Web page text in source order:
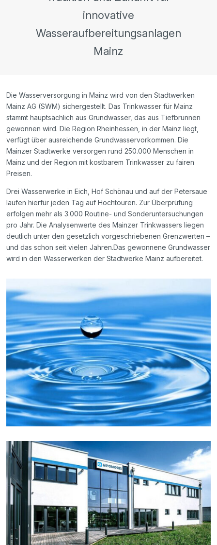
innovative
Wasseraufbereitungsanlagen
Mainz
Die Wasserversorgung in Mainz wird von den Stadtwerken
Mainz AG (SWM) sichergestellt. Das Trinkwasser für Mainz
stammt hauptsächlich aus Grundwasser, das aus Tiefbrunnen
gewonnen wird. Die Region Rheinhessen, in der Mainz liegt,
verfügt über ausreichende Grundwasservorkommen. Die
Mainzer Stadtwerke versorgen rund 250.000 Menschen in
Mainz und der Region mit kostbarem Trinkwasser zu fairen
Preisen.
Drei Wasserwerke in Eich, Hof Schönau und auf der Petersaue
laufen hierfür jeden Tag auf Hochtouren. Zur Überprüfung
erfolgen mehr als 3.000 Routine- und Sonderuntersuchungen
pro Jahr. Die Analysenwerte des Mainzer Trinkwassers liegen
deutlich unter den gesetzlich vorgeschriebenen Grenzwerten –
und das schon seit vielen Jahren.Das gewonnene Grundwasser
wird in den Wasserwerken der Stadtwerke Mainz aufbereitet.